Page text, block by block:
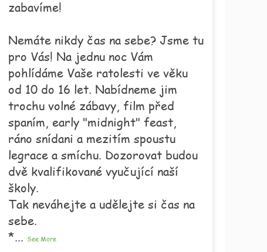
zabavíme!
Nemáte nikdy čas na sebe? Jsme tu
pro Vás! Na jednu noc Vám
pohlídáme Vaše ratolesti ve věku
od 10 do 16 let. Nabídneme jim
trochu volné zábavy, film před
spaním, early "midnight" feast,
ráno snídani a mezitím spoustu
legrace a smíchu. Dozorovat budou
dvě kvalifikované vyučující naší
školy.
Tak neváhejte a udělejte si čas na
sebe.
*... See More